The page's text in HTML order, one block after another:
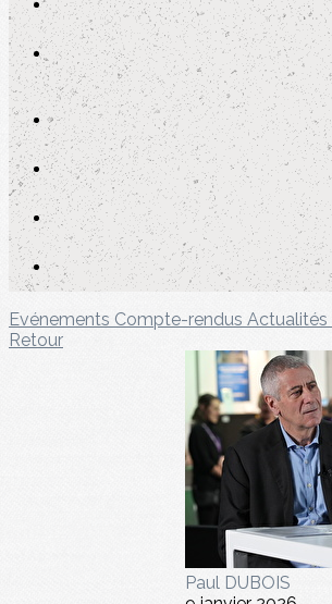
Evénements Compte-rendus Actualités
Retour
Paul DUBOIS